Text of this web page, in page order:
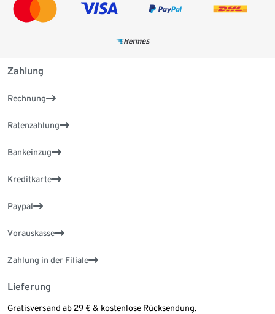
Zahlung
Rechnung
Ratenzahlung
Bankeinzug
Kreditkarte
Paypal
Vorauskasse
Zahlung in der Filiale
Lieferung
Gratisversand ab 29 € & kostenlose Rücksendung.